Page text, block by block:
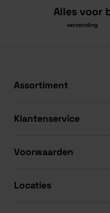
Alles voor
Boven 2.000 gratis verzending
Assortiment
Klantenservice
Voorwaarden
Locaties